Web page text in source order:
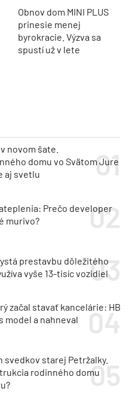
Obnov dom MINI PLUS
prinesie menej
byrokracie. Výzva sa
spustí už v lete
novom šate.
domu vo Svätom Jure
aj svetlu
Prečo developer
murivo?
prestavbu dôležitého
vyše 13-tisíc vozidiel
začal stavať kancelárie: HB
model a nahneval
svedkov starej Petržalky.
rodinného domu